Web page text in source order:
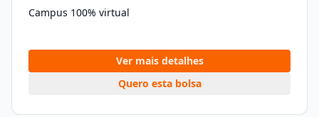
Campus 100% virtual
Ver mais detalhes
Quero esta bolsa